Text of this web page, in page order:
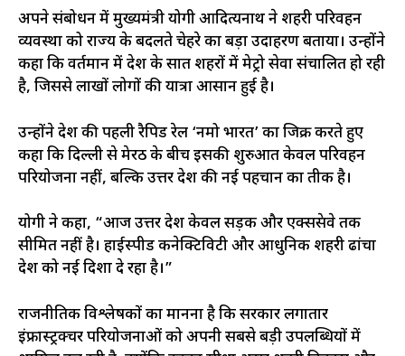
अपने संबोधन में मुख्यमंत्री योगी आदित्यनाथ ने शहरी परिवहन
व्यवस्था को राज्य के बदलते चेहरे का बड़ा उदाहरण बताया। उन्होंने
कहा कि वर्तमान में प्रदेश के सात शहरों में मेट्रो सेवा संचालित हो रही
है, जिससे लाखों लोगों की यात्रा आसान हुई है।
उन्होंने देश की पहली रैपिड रेल ‘नमो भारत’ का जिक्र करते हुए
कहा कि दिल्ली से मेरठ के बीच इसकी शुरुआत केवल परिवहन
परियोजना नहीं, बल्कि उत्तर प्रदेश की नई पहचान का प्रतीक है।
योगी ने कहा, “आज उत्तर प्रदेश केवल सड़क और एक्सप्रेसवे तक
सीमित नहीं है। हाईस्पीड कनेक्टिविटी और आधुनिक शहरी ढांचा
प्रदेश को नई दिशा दे रहा है।”
राजनीतिक विश्लेषकों का मानना है कि सरकार लगातार
इंफ्रास्ट्रक्चर परियोजनाओं को अपनी सबसे बड़ी उपलब्धियों में